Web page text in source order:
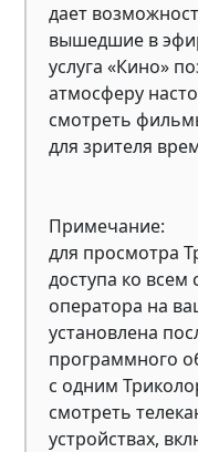
дает
вышедшие в
услуга «Кино»
атмосферу
смотреть
для зрителя
Примечание:
для просмотра
доступа ко
оператора на
установлена
программного
с одним
смотреть
устройствах,